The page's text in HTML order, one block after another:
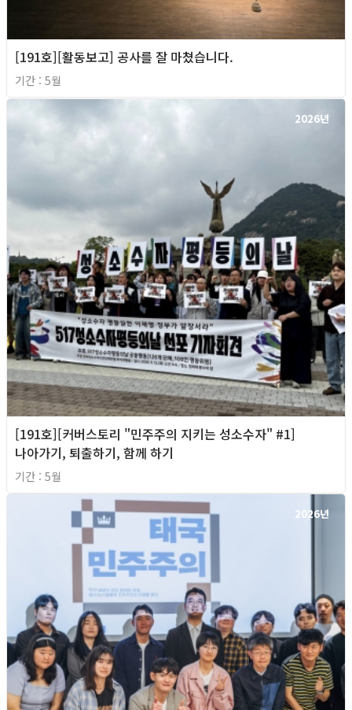
[191호][활동보고] 공사를 잘 마쳤습니다.
기간 : 5월
2026년
[191호][커버스토리 "민주주의 지키는 성소수자" #1]
나아가기, 퇴출하기, 함께 하기
기간 : 5월
2026년